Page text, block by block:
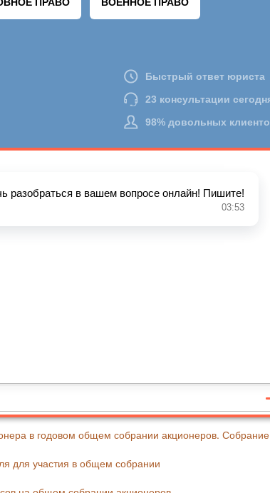
в годовом общем собрании акционеров. Собрание
для участия в общем собрании